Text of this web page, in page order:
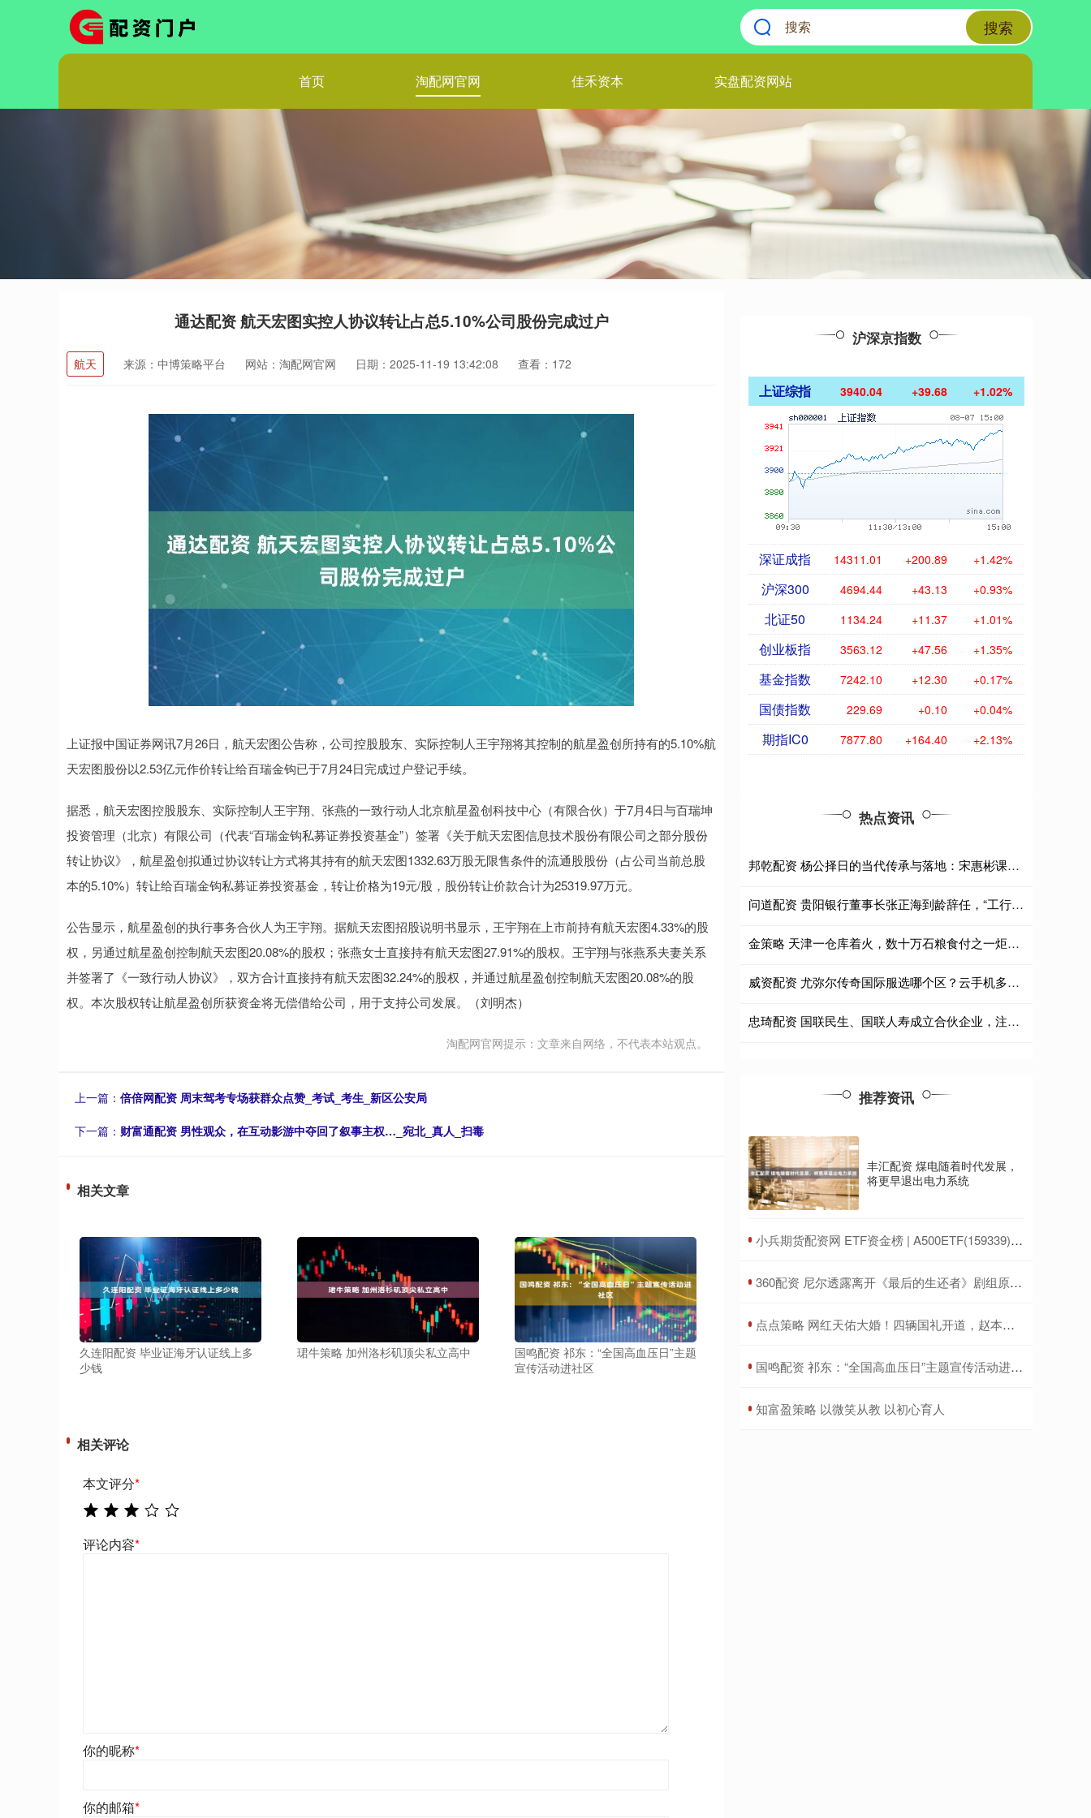
搜索
首页 淘配网官网 佳禾资本 实盘配资网站
通达配资 航天宏图实控人协议转让占总5.10%公司股份完成过户
航天 来源：中博策略平台 网站：淘配网官网 日期：2025-11-19 13:42:08 查看：172
上证报中国证券网讯7月26日，航天宏图公告称，公司控股股东、实际控制人王宇翔将其控制的航星盈创所持有的5.10%航
天宏图股份以2.53亿元作价转让给百瑞金钩已于7月24日完成过户登记手续。
据悉，航天宏图控股股东、实际控制人王宇翔、张燕的一致行动人北京航星盈创科技中心（有限合伙）于7月4日与百瑞坤
投资管理（北京）有限公司（代表“百瑞金钩私募证券投资基金”）签署《关于航天宏图信息技术股份有限公司之部分股份
转让协议》，航星盈创拟通过协议转让方式将其持有的航天宏图1332.63万股无限售条件的流通股股份（占公司当前总股
本的5.10%）转让给百瑞金钩私募证券投资基金，转让价格为19元/股，股份转让价款合计为25319.97万元。
公告显示，航星盈创的执行事务合伙人为王宇翔。据航天宏图招股说明书显示，王宇翔在上市前持有航天宏图4.33%的股
权，另通过航星盈创控制航天宏图20.08%的股权；张燕女士直接持有航天宏图27.91%的股权。王宇翔与张燕系夫妻关系
并签署了《一致行动人协议》，双方合计直接持有航天宏图32.24%的股权，并通过航星盈创控制航天宏图20.08%的股
权。本次股权转让航星盈创所获资金将无偿借给公司，用于支持公司发展。（刘明杰）
淘配网官网提示：文章来自网络，不代表本站观点。
上一篇： 倍倍网配资 周末驾考专场获群众点赞_考试_考生_新区公安局
下一篇： 财富通配资 男性观众，在互动影游中夺回了叙事主权…_宛北_真人_扫毒
相关文章
久连阳配资 毕业证海牙认证线上多
少钱
珺牛策略 加州洛杉矶顶尖私立高中
国鸣配资 祁东：“全国高血压日”主题
宣传活动进社区
相关评论
本文评分*
评论内容*
你的昵称*
你的邮箱*
沪深京指数
上证综指 3940.04 +39.68 +1.02%
深证成指 14311.01 +200.89 +1.42%
沪深300 4694.44 +43.13 +0.93%
北证50 1134.24 +11.37 +1.01%
创业板指 3563.12 +47.56 +1.35%
基金指数 7242.10 +12.30 +0.17%
国债指数 229.69 +0.10 +0.04%
期指IC0 7877.80 +164.40 +2.13%
热点资讯
邦乾配资 杨公择日的当代传承与落地：宋惠彬课程体系适配上海商业场景
问道配资 贵阳银行董事长张正海到龄辞任，“工行系”行长盛军代为履职
金策略 天津一仓库着火，数十万石粮食付之一炬，天灾的背后是人心的险恶
威资配资 尤弥尔传奇国际服选哪个区？云手机多开一条龙效率翻倍指南
忠琦配资 国联民生、国联人寿成立合伙企业，注册资本12.2亿元
推荐资讯
丰汇配资 煤电随着时代发展，
将更早退出电力系统
​小兵期货配资网 ETF资金榜 | A500ETF(159339)：净流出1.64亿元，居可比基金前三-20250711
​360配资 尼尔透露离开《最后的生还者》剧组原因：为了做游戏
​点点策略 网红天佑大婚！四辆国礼开道，赵本山女儿送上贺礼
​国鸣配资 祁东：“全国高血压日”主题宣传活动进社区
​知富盈策略 以微笑从教 以初心育人